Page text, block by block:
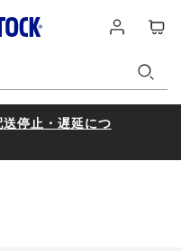
グ
ー
停止・遅延につ